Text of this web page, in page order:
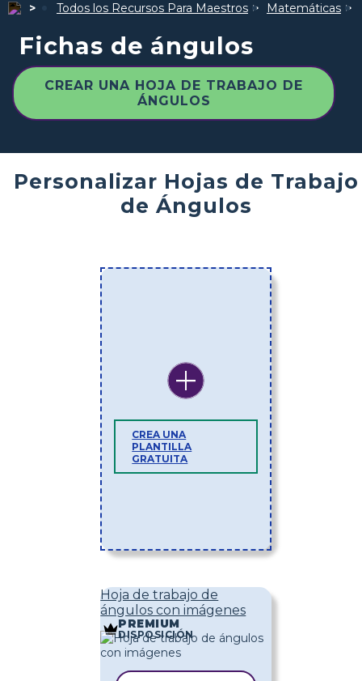
Todos los Recursos Para Maestros Matemáticas
Fichas de ángulos
CREAR UNA HOJA DE TRABAJO DE
ÁNGULOS
Personalizar Hojas de Trabajo
de Ángulos
CREA UNA
PLANTILLA
GRATUITA
Hoja de trabajo de
ángulos con imágenes
PREMIUM
DISPOSICIÓN